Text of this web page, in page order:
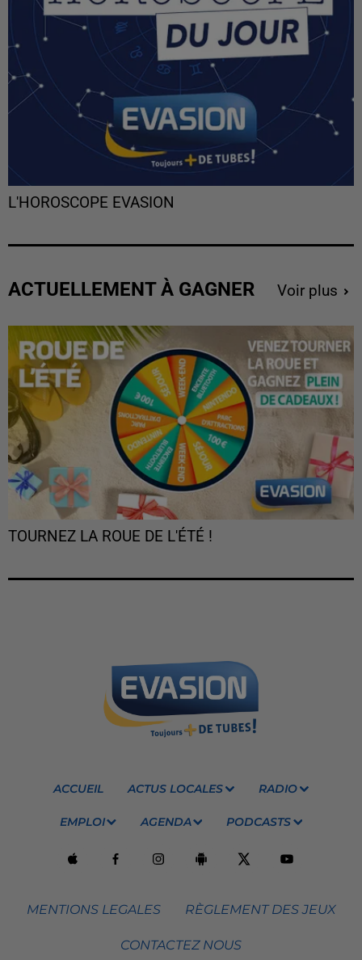
L'HOROSCOPE EVASION
ACTUELLEMENT À GAGNER Voir plus
TOURNEZ LA ROUE DE L'ÉTÉ !
ACCUEIL ACTUS LOCALES RADIO
EMPLOI AGENDA PODCASTS
MENTIONS LEGALES RÈGLEMENT DES JEUX
CONTACTEZ NOUS